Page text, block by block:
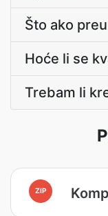
Što ako
Hoće li se
Trebam li
ZIP